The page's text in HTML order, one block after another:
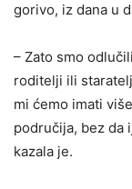
gorivo, iz dana u
– Zato smo
roditelji ili
mi ćemo imati
područija, bez da
kazala je.